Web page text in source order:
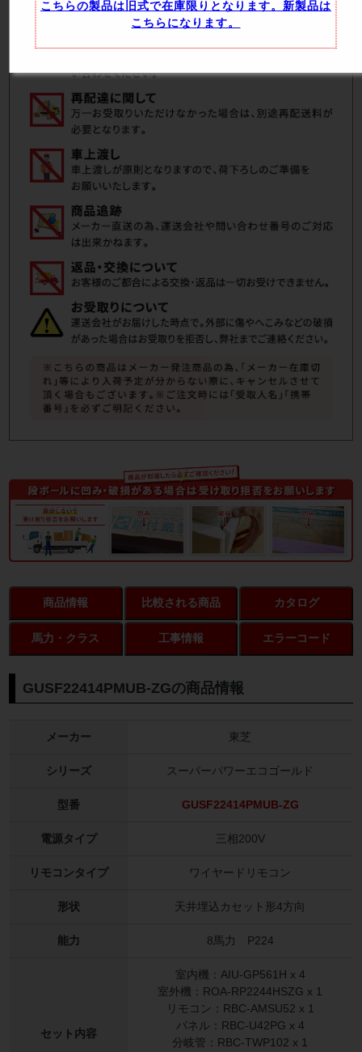
商品情報 比較される商品 カタログ
馬力・クラス 工事情報 エラーコード
GUSF22414PMUB-ZGの商品情報
メーカー 東芝
シリーズ スーパーパワーエコゴールド
型番 GUSF22414PMUB-ZG
電源タイプ 三相200V
リモコンタイプ ワイヤードリモコン
形状 天井埋込カセット形4方向
能力 8馬力 P224
セット内容
室内機：AIU-GP561H x 4
室外機：ROA-RP2244HSZG x 1
リモコン：RBC-AMSU52 x 1
パネル：RBC-U42PG x 4
分岐管：RBC-TWP102 x 1
こちらの製品は旧式で在庫限りとなります。新製品は
こちらになります。